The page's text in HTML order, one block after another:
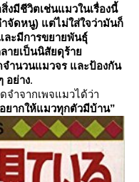
งมีชีวิตเช่นแมวในเรื่องนี้
จัดหนู) แต่ไม่ใส่ใจว่ามันก็
ละมีการขยายพันธุ์
ลายเป็นนิสัยดุร้า
ำนวนแมวจร และป้องกัน
อย่าง.
จำจากเพจแมวได้ว่า
ยากให้แมวทุกตัวมีบ้าน”